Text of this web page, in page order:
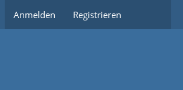
Anmelden Registrieren